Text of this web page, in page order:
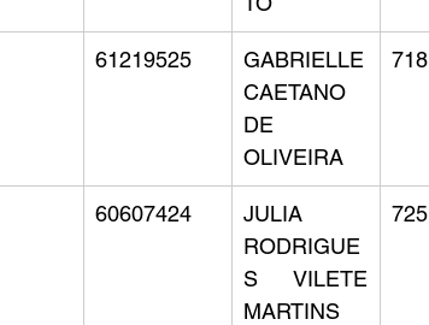
61219525
GABRIELLE
CAETANO
DE
OLIVEIRA
718
60607424
JULIA
RODRIGUE
S VILETE
MARTINS
725